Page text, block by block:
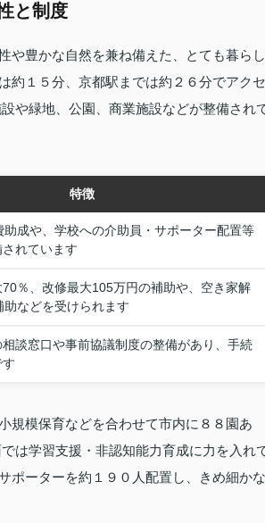
と制度
や豊かな自然を兼ね備えた、とても暮らし
約１５分、京都駅までは約２６分でアクセ
や緑地、公園、商業施設などが整備され
特徴
助成や、学校への介助員・サポーター配置等
れています
％、改修最大105万円の補助や、空き家解
などを受けられます
談窓口や事前協議制度の整備があり、手続
規模保育などを合わせて市内に８８園あ
は学習支援・非認知能力育成に力を入れ
ポーターを約１９０人配置し、きめ細かな